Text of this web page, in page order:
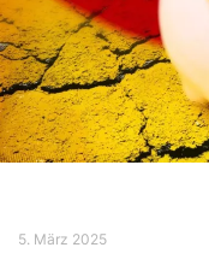
5. März 2025